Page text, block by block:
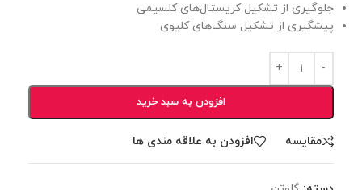
جلوگیری از تشکیل کریستال‌های کلسیمی
پیشگیری از تشکیل سنگ‌های کلیوی
افزودن به سبد خرید
مقایسه افزودن به علاقه مندی ها